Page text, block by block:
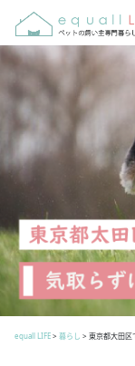
equall LIFE> 暮らし > 東京都大田区